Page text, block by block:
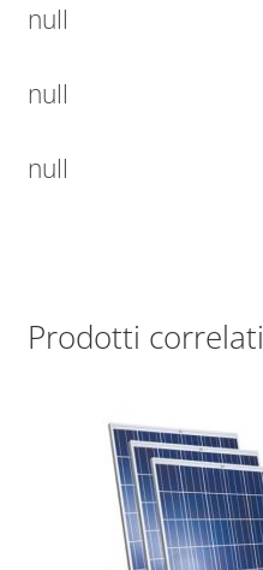
null
null
null
Prodotti correlati